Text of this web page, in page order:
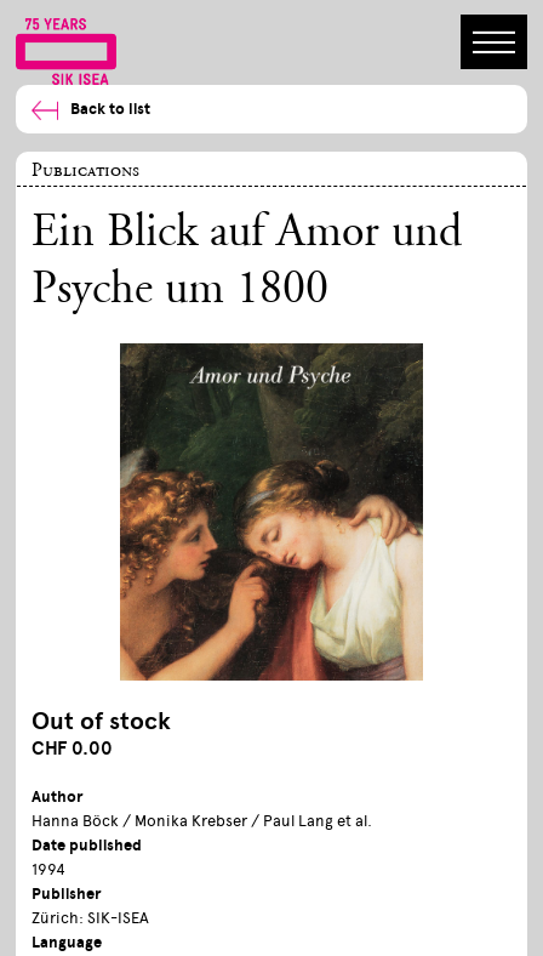
Back to list
Publications
Ein Blick auf Amor und
Psyche um 1800
Out of stock
CHF 0.00
Author
Hanna Böck / Monika Krebser / Paul Lang et al.
Date published
1994
Publisher
Zürich: SIK-ISEA
Language